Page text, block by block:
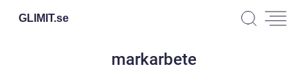
GLIMIT.se
markarbete